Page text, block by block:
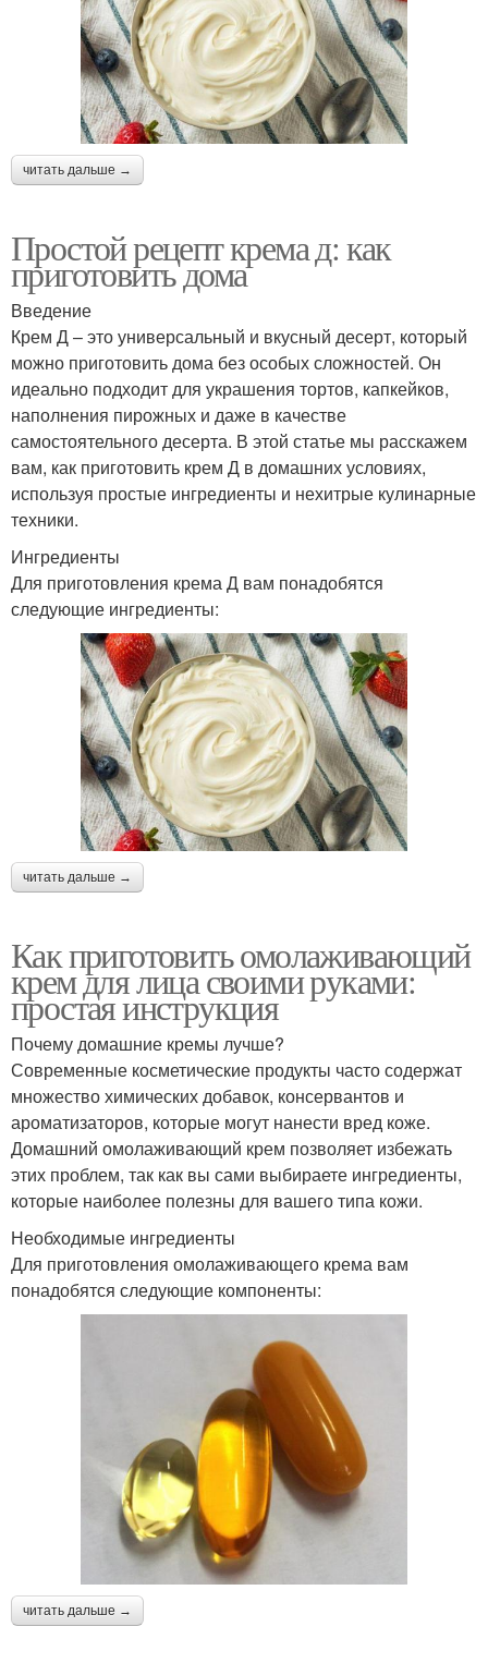
читать дальше →
Простой рецепт крема д: как
приготовить дома
Введение
Крем Д – это универсальный и вкусный десерт, который
можно приготовить дома без особых сложностей. Он
идеально подходит для украшения тортов, капкейков,
наполнения пирожных и даже в качестве
самостоятельного десерта. В этой статье мы расскажем
вам, как приготовить крем Д в домашних условиях,
используя простые ингредиенты и нехитрые кулинарные
техники.
Ингредиенты
Для приготовления крема Д вам понадобятся
следующие ингредиенты:
читать дальше →
Как приготовить омолаживающий
крем для лица своими руками:
простая инструкция
Почему домашние кремы лучше?
Современные косметические продукты часто содержат
множество химических добавок, консервантов и
ароматизаторов, которые могут нанести вред коже.
Домашний омолаживающий крем позволяет избежать
этих проблем, так как вы сами выбираете ингредиенты,
которые наиболее полезны для вашего типа кожи.
Необходимые ингредиенты
Для приготовления омолаживающего крема вам
понадобятся следующие компоненты:
читать дальше →